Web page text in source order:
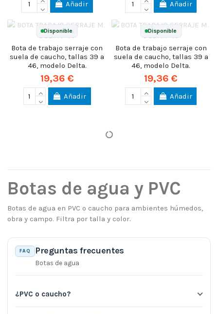
Añadir Añadir
Disponible
Bota de trabajo serraje con
suela de caucho, tallas 39 a
46, modelo Delta.
19,36 €
Añadir
Disponible
Bota de trabajo serraje con
suela de caucho, tallas 39 a
46, modelo Delta.
19,36 €
Añadir
Botas de agua y PVC
Botas de agua en PVC o caucho para ambientes húmedos,
obra y campo. Filtra por talla y color.
FAQ Preguntas frecuentes
Botas de agua
¿PVC o caucho?